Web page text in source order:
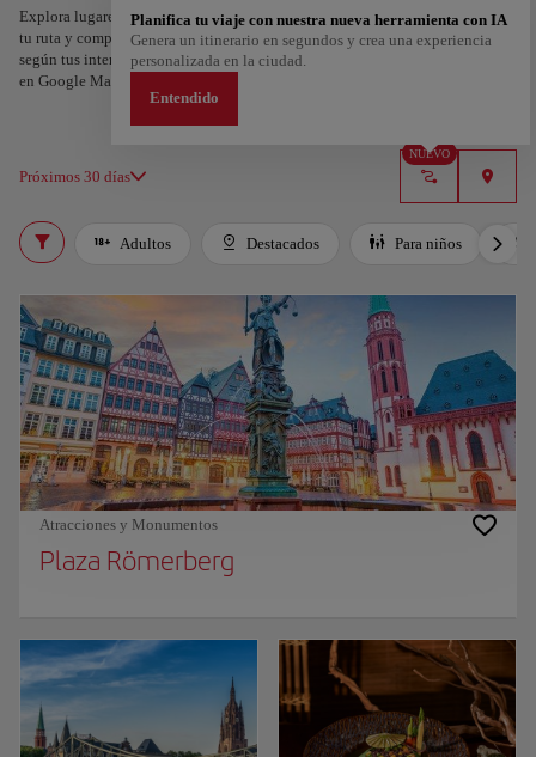
Explora lugares, experiencias y marca con el corazón tus favoritos para crear
tu ruta y compartirla. ¿Quieres más ideas? Obtén un itinerario personalizado
según tus intereses y la duración de tu viaje: en sólo dos pasos y descargable
en Google Maps.
Próximos 30 días
NUEVO
Planifica tu viaje con nuestra nueva herramienta con IA
Genera un itinerario en segundos y crea una experiencia
personalizada en la ciudad.
Entendido
Adultos Destacados Para niños
Atracciones y Monumentos
Plaza Römerberg